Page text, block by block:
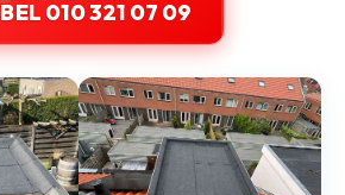
BEL 010 321 07 09